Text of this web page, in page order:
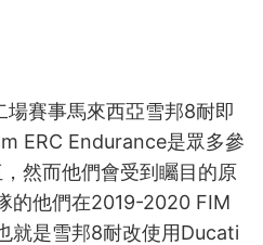
場賽事馬來西亞雪邦8耐即
ERC Endurance是眾多參
然而他們會受到矚目的原
的他們在2019-2020 FIM
就是雪邦8耐改使用Ducati